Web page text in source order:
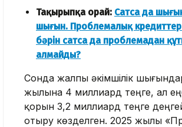
Тақырыпқа орай: Сатса да
шығын. Проблемалық
бәрін сатса да проблемадан
алмайды?
Сонда жалпы әкімшілік
жылына 4 миллиард теңге, ал
қорын 3,2 миллиард теңге
отыру көзделген. 2025 жылы